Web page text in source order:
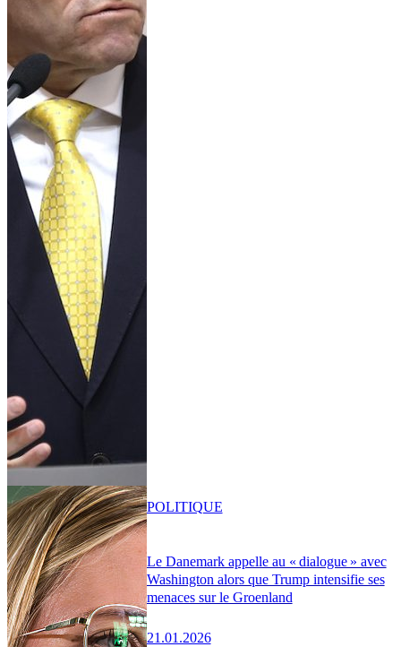
Le Danemark appelle au « dialogue » avec
Washington alors que Trump intensifie ses
menaces sur le Groenland
21.01.2026
POLITIQUE